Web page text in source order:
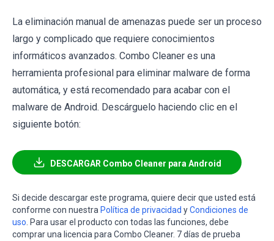
La eliminación manual de amenazas puede ser un proceso
largo y complicado que requiere conocimientos
informáticos avanzados. Combo Cleaner es una
herramienta profesional para eliminar malware de forma
automática, y está recomendado para acabar con el
malware de Android. Descárguelo haciendo clic en el
siguiente botón:
DESCARGAR Combo Cleaner para Android
Si decide descargar este programa, quiere decir que usted está
conforme con nuestra Política de privacidad yCondiciones de
uso . Para usar el producto con todas las funciones, debe
comprar una licencia para Combo Cleaner. 7 días de prueba